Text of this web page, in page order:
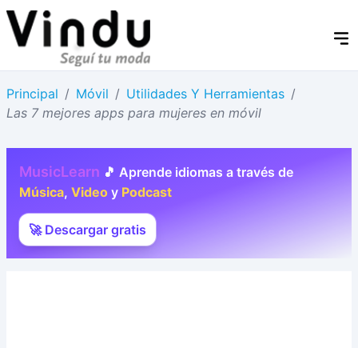
Principal / Móvil / Utilidades Y Herramientas /
Las 7 mejores apps para mujeres en móvil
MusicLearn 🎵 Aprende idiomas a través de
Música, Video y Podcast
🚀 Descargar gratis